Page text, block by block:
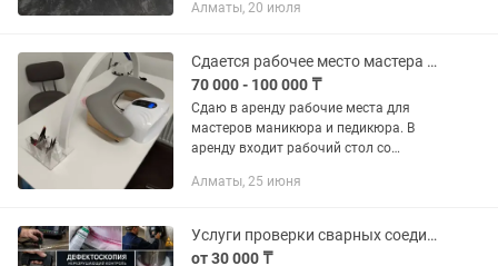
Алматы, 20 июля
Сдается рабочее место мастера маникюра и педикюра
70 000 - 100 000 ₸
Сдаю в аренду рабочие места для
мастеров маникюра и педикюра. В
аренду входит рабочий стол со
седло, стул клиента, маникюрный
Алматы, 25 июня
Услуги проверки сварных соединений
от 30 000 ₸